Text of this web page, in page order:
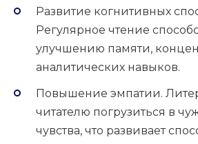
Развитие когнитивных
Регулярное чтение
улучшению памяти,
аналитических навыков.
Повышение эмпатии.
читателю погрузиться в
чувства, что развивает